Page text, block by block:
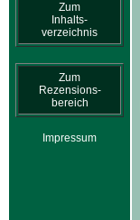
Zum
Inhalts-
verzeichnis
Zum
Rezensions-
bereich
Impressum